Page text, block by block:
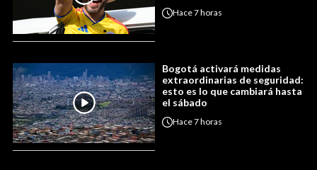
Hace7 horas
Bogotá activará medidas
extraordinarias de seguridad:
esto es lo que cambiará hasta
el sábado
Hace7 horas